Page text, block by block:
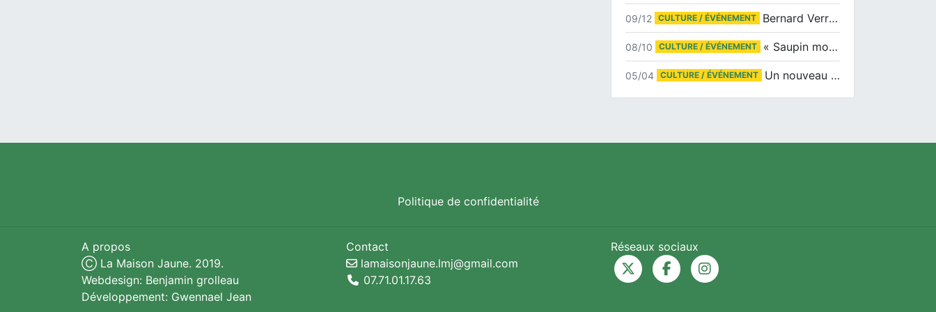
09/12 CULTURE / ÉVÉNEMENT Bernard Verret en dédicaces le samedi 13 décembre à l’Espace Culturel Atlantis
08/10 CULTURE / ÉVÉNEMENT « Saupin mon amour » au salon du livre de Trentemoult
05/04 CULTURE / ÉVÉNEMENT Un nouveau tirage pour le Docu-BD
Politique de confidentialité
A propos
Ⓒ La Maison Jaune. 2019.
Webdesign: Benjamin grolleau
Développement: Gwennael Jean
Contact
lamaisonjaune.lmj@gmail.com
07.71.01.17.63
Réseaux sociaux